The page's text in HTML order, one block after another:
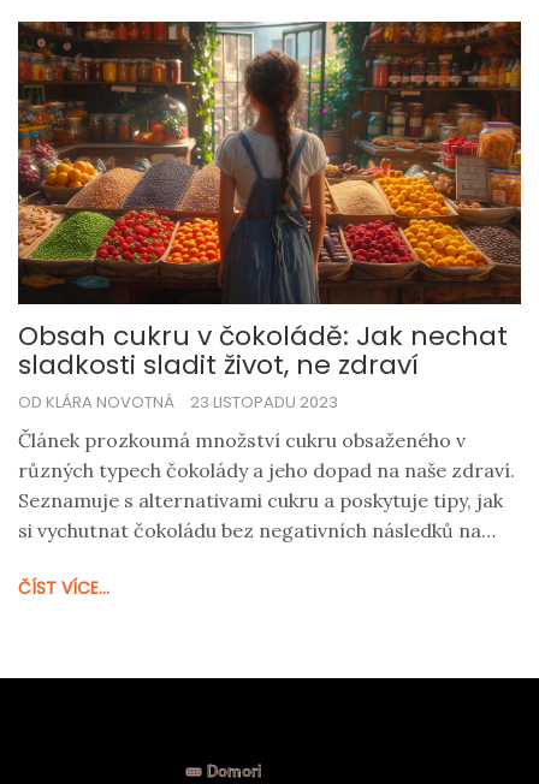
Obsah cukru v čokoládě: Jak nechat
sladkosti sladit život, ne zdraví
OD KLÁRA NOVOTNÁ 23 LISTOPADU 2023
Článek prozkoumá množství cukru obsaženého v
různých typech čokolády a jeho dopad na naše zdraví.
Seznamuje s alternativami cukru a poskytuje tipy, jak
si vychutnat čokoládu bez negativních následků na
etiketám a důležitosti míry konzumace čokolády.
ČÍST VÍCE...